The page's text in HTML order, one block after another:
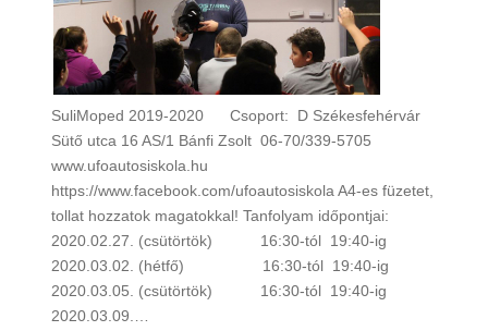
SuliMoped 2019-2020 Csoport: D Székesfehérvár
Sütő utca 16 AS/1 Bánfi Zsolt 06-70/339-5705
www.ufoautosiskola.hu
https://www.facebook.com/ufoautosiskola A4-es füzetet,
tollat hozzatok magatokkal! Tanfolyam időpontjai:
2020.02.27. (csütörtök) 16:30-tól 19:40-ig
2020.03.02. (hétfő) 16:30-tól 19:40-ig
2020.03.05. (csütörtök) 16:30-tól 19:40-ig
2020.03.09.…